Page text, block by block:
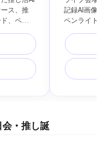
ス、推
、ペン
う写真
記録AI画像
ペンライト
会場名や公
SNS向け構
・推し誕